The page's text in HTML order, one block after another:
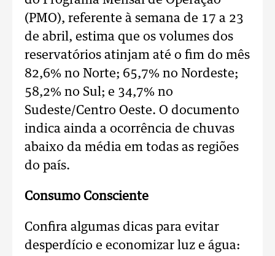
(PMO), referente à semana de 17 a 23
de abril, estima que os volumes dos
reservatórios atinjam até o fim do mês
82,6% no Norte; 65,7% no Nordeste;
58,2% no Sul; e 34,7% no
Sudeste/Centro Oeste. O documento
indica ainda a ocorrência de chuvas
abaixo da média em todas as regiões
do país.
Consumo Consciente
Confira algumas dicas para evitar
desperdício e economizar luz e água: